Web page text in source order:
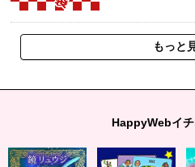
もっと
HappyWebイチ